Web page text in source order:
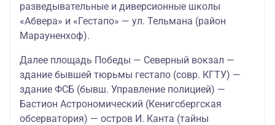
разведывательные и диверсионные школы
«Абвера» и «Гестапо» — ул. Тельмана (район
Марауненхоф).
Далее площадь Победы — Северный вокзал —
здание бывшей тюрьмы гестапо (совр. КГТУ) —
здание ФСБ (бывш. Управление полицией) —
Бастион Астрономический (Кенигсбергская
обсерватория) — остров И. Канта (тайны